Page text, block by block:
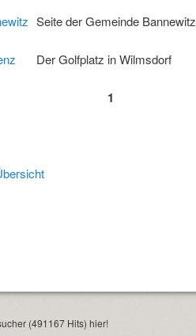
Seite der Gemeinde Bannewitz
Der Golfplatz in Wilmsdorf
1
(491167 Hits) hier!